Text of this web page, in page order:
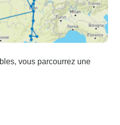
vous parcourrez une